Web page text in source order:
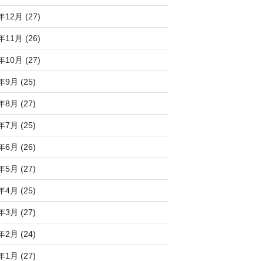
12月 (27)
11月 (26)
10月 (27)
9月 (25)
8月 (27)
7月 (25)
6月 (26)
5月 (27)
4月 (25)
3月 (27)
2月 (24)
1月 (27)